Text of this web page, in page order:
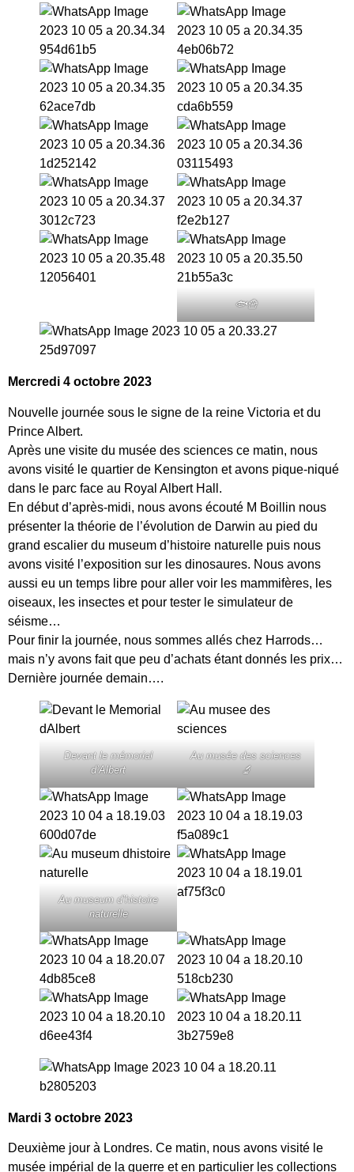
🐟🍟
Mercredi 4 octobre 2023
Nouvelle journée sous le signe de la reine Victoria et du
Prince Albert.
Après une visite du musée des sciences ce matin, nous
avons visité le quartier de Kensington et avons pique-niqué
dans le parc face au Royal Albert Hall.
En début d’après-midi, nous avons écouté M Boillin nous
présenter la théorie de l’évolution de Darwin au pied du
grand escalier du museum d’histoire naturelle puis nous
avons visité l’exposition sur les dinosaures. Nous avons
aussi eu un temps libre pour aller voir les mammifères, les
oiseaux, les insectes et pour tester le simulateur de
séisme…
Pour finir la journée, nous sommes allés chez Harrods…
mais n’y avons fait que peu d’achats étant donnés les prix…
Dernière journée demain….
Devant le mémorial
d’Albert
Au musée des sciences
🔬
Au museum d’histoire
naturelle
Mardi 3 octobre 2023
Deuxième jour à Londres. Ce matin, nous avons visité le
musée impérial de la guerre et en particulier les collections